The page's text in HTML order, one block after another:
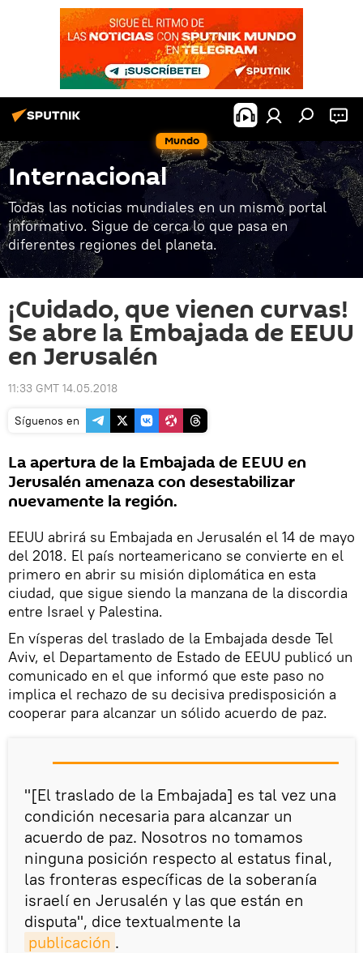
Mundo
Internacional
Todas las noticias mundiales en un mismo portal
informativo. Sigue de cerca lo que pasa en
diferentes regiones del planeta.
¡Cuidado, que vienen curvas!
Se abre la Embajada de EEUU
en Jerusalén
11:33 GMT 14.05.2018
Síguenos en
La apertura de la Embajada de EEUU en
Jerusalén amenaza con desestabilizar
nuevamente la región.
EEUU abrirá su Embajada en Jerusalén el 14 de mayo
del 2018. El país norteamericano se convierte en el
primero en abrir su misión diplomática en esta
ciudad, que sigue siendo la manzana de la discordia
entre Israel y Palestina.
En vísperas del traslado de la Embajada desde Tel
Aviv, el Departamento de Estado de EEUU publicó un
comunicado en el que informó que este paso no
implica el rechazo de su decisiva predisposición a
cooperar para alcanzar un sólido acuerdo de paz.
"[El traslado de la Embajada] es tal vez una
condición necesaria para alcanzar un
acuerdo de paz. Nosotros no tomamos
ninguna posición respecto al estatus final,
las fronteras específicas de la soberanía
israelí en Jerusalén y las que están en
disputa", dice textualmente la
publicación .